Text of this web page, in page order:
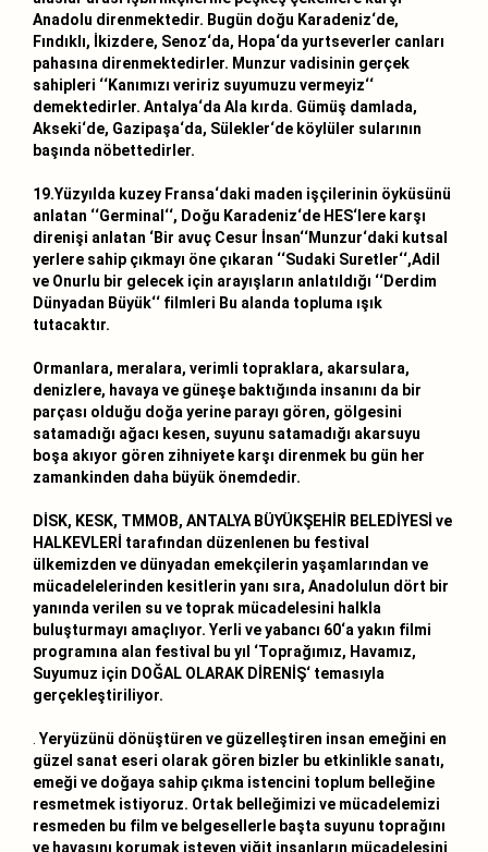
Anadolu direnmektedir. Bugün doğu Karadeniz‘de,
Fındıklı, İkizdere, Senoz‘da, Hopa‘da yurtseverler canları
pahasına direnmektedirler. Munzur vadisinin gerçek
sahipleri ‘‘Kanımızı veririz suyumuzu vermeyiz‘‘
demektedirler. Antalya‘da Ala kırda. Gümüş damlada,
Akseki‘de, Gazipaşa‘da, Sülekler‘de köylüler sularının
başında nöbettedirler.
19.Yüzyılda kuzey Fransa‘daki maden işçilerinin öyküsünü
anlatan ‘‘Germinal‘‘, Doğu Karadeniz‘de HES‘lere karşı
direnişi anlatan ‘Bir avuç Cesur İnsan‘‘Munzur‘daki kutsal
yerlere sahip çıkmayı öne çıkaran ‘‘Sudaki Suretler‘‘,Adil
ve Onurlu bir gelecek için arayışların anlatıldığı ‘‘Derdim
Dünyadan Büyük‘‘ filmleri Bu alanda topluma ışık
tutacaktır.
Ormanlara, meralara, verimli topraklara, akarsulara,
denizlere, havaya ve güneşe baktığında insanını da bir
parçası olduğu doğa yerine parayı gören, gölgesini
satamadığı ağacı kesen, suyunu satamadığı akarsuyu
boşa akıyor gören zihniyete karşı direnmek bu gün her
zamankinden daha büyük önemdedir.
DİSK, KESK, TMMOB, ANTALYA BÜYÜKŞEHİR BELEDİYESİ ve
HALKEVLERİ tarafından düzenlenen bu festival
ülkemizden ve dünyadan emekçilerin yaşamlarından ve
mücadelelerinden kesitlerin yanı sıra, Anadolulun dört bir
yanında verilen su ve toprak mücadelesini halkla
buluşturmayı amaçlıyor. Yerli ve yabancı 60‘a yakın filmi
programına alan festival bu yıl ‘Toprağımız, Havamız,
Suyumuz için DOĞAL OLARAK DİRENİŞ‘ temasıyla
gerçekleştiriliyor.
Yeryüzünü dönüştüren ve güzelleştiren insan emeğini en
güzel sanat eseri olarak gören bizler bu etkinlikle sanatı,
emeği ve doğaya sahip çıkma istencini toplum belleğine
resmetmek istiyoruz. Ortak belleğimizi ve mücadelemizi
resmeden bu film ve belgesellerle başta suyunu toprağını
ve havasını korumak isteyen yiğit insanların mücadelesini